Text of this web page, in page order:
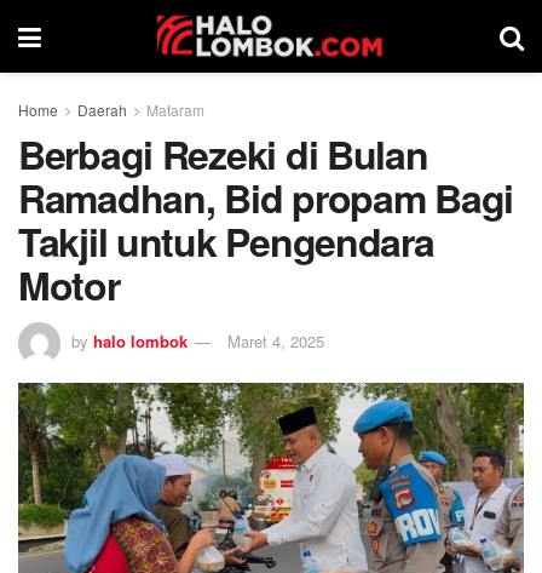
Home Daerah Mataram
Berbagi Rezeki di Bulan
Ramadhan, Bid propam Bagi
Takjil untuk Pengendara
Motor
by halo lombok Maret 4, 2025